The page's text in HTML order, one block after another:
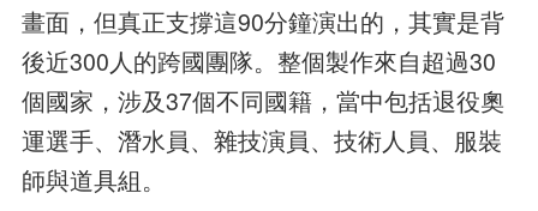
畫面，但真正支撐這90分鐘演出的，其實是背
後近300人的跨國團隊。整個製作來自超過30
個國家，涉及37個不同國籍，當中包括退役奧
運選手、潛水員、雜技演員、技術人員、服裝
師與道具組。